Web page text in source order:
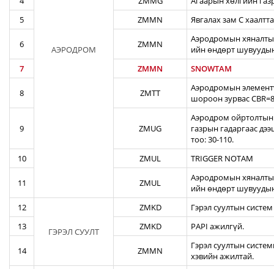
АЭРОДРОМ
5
ZMMN Явгалах зам С
6 ZMMN
Аэродромын
ийн өндөрт
7
ZMMN SNOWTAM
8 ZMTT
Аэродромын
шороон зурвас
9 ZMUG
Аэродром ойртолтын
газрын гадаргаас
тоо: 30-110.
10
ZMUL TRIGGER NOTAM
11 ZMUL
Аэродромын
ийн өндөрт
12
ГЭРЭЛ СУУЛТ
ZMKD
Гэрэл суултын
13
ZMKD PAPI ажилгүй.
14 ZMMN
Гэрэл суултын
хэвийн ажилтай.